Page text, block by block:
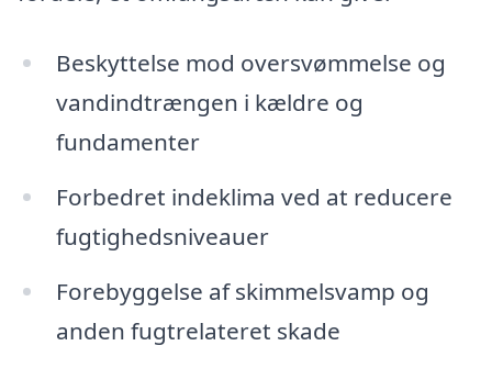
Beskyttelse mod oversvømmelse og
vandindtrængen i kældre og
fundamenter
Forbedret indeklima ved at reducere
fugtighedsniveauer
Forebyggelse af skimmelsvamp og
anden fugtrelateret skade